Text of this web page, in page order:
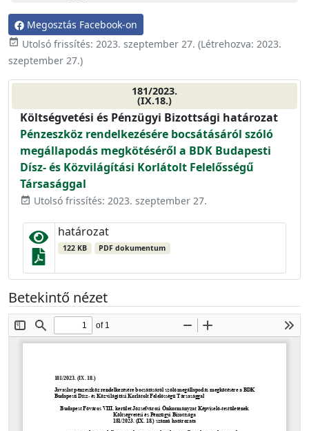
Megosztás Facebook-on
event_available Utolsó frissítés: 2023. szeptember 27. (Létrehozva: 2023.
szeptember 27.)
181/2023.
(IX.18.)
Költségvetési és Pénzügyi Bizottsági határozat
Pénzeszköz rendelkezésére bocsátásáról szóló
megállapodás megkötéséről a BDK Budapesti
Dísz- és Közvilágítási Korlátolt Felelősségű
Társasággal
event_available Utolsó frissítés: 2023. szeptember 27.
határozat
122 KB PDF dokumentum
Betekintő nézet